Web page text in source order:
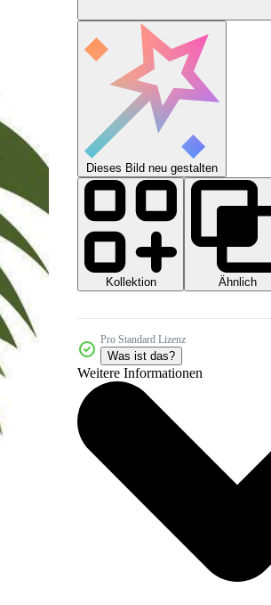
Dieses Bild neu gestalten
Kollektion
Ähnlich
Pro Standard Lizenz
Was ist das?
Weitere Informationen